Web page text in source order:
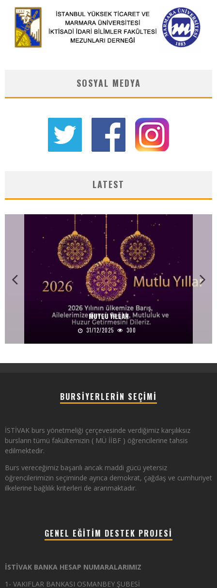
SOSYAL MEDYA
LATEST
MUTLU YILLAR
31/12/2025 300
BURSIYERLERIN SEÇIMI
İSTİVAK burs yönetmeliği çerçevesinde verdiğimiz karşılıksız
bursların tümü fakültemizin ( MÜ İİBF ) öğrencilerine tahsis
edilmektedir.
Burs vereceğimiz başarılı ancak maddi gücü yetersiz
öğrencilerimizin seçiminde ayrıca demokrat, çağdaş ve cumhuriyet
ilkelerine bağlılık kriterleri de aranmaktadır.
GENEL EĞITIM DESTEK PROJESI
İSTİVAK BANKA HESAP NUMARALARIMIZ
1- VAKIFLAR BANKASI OSMANBEY ŞUBESİ